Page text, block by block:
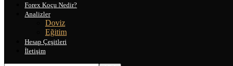
Forex Koçu Nedir?
Analizler
Doviz
Eğitim
Hesap Çeşitleri
İletişim